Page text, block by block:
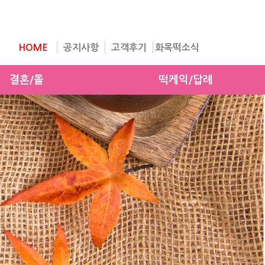
HOME 공지사항 고객후기 화목떡소식
결혼/돌 떡케익/답례